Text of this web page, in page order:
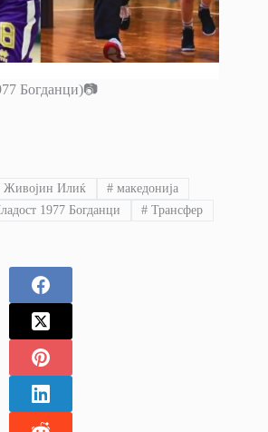
Богданци)📷
Живојин Илиќ # македонија
1977 Богданци # Трансфер